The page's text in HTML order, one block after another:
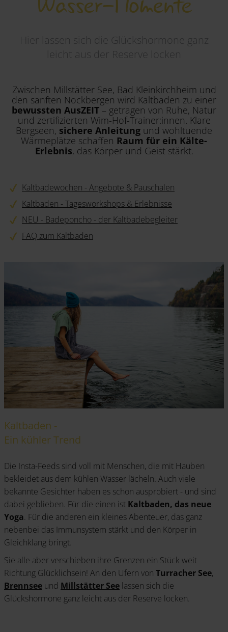
Region
Hier lassen sich die Glückshormone ganz
leicht aus der Reserve locken
Zwischen Millstätter See, Bad Kleinkirchheim und
den sanften Nockbergen wird Kaltbaden zu einer
bewussten AusZEIT – getragen von Ruhe, Natur
und zertifizierten Wim-Hof-Trainer:innen. Klare
Bergseen, sichere Anleitung und wohltuende
Wärmeplätze schaffen Raum für ein Kälte-
Erlebnis, das Körper und Geist stärkt.
Kaltbadewochen - Angebote & Pauschalen
Kaltbaden - Tagesworkshops & Erlebnisse
NEU - Badeponcho - der Kaltbadebegleiter
FAQ zum Kaltbaden
Kaltbaden -
Ein kühler Trend
Die Insta-Feeds sind voll mit Menschen, die mit Hauben
bekleidet aus dem kühlen Wasser lächeln. Auch viele
bekannte Gesichter haben es schon ausprobiert - und sind
dabei geblieben. Für die einen ist Kaltbaden, das neue
Yoga. Für die anderen ein kleines Abenteuer, das ganz
nebenbei das Immunsystem stärkt und den Körper in
Gleichklang bringt.
Sie alle aber verschieben ihre Grenzen ein Stück weit
Richtung Glücklichsein! An den Ufern von Turracher See,
Brennsee und Millstätter See lassen sich die
Glückshormone ganz leicht aus der Reserve locken.